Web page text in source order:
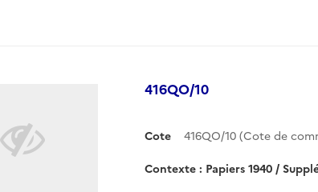
416QO/10
Cote 416QO/10 (Cote de
Contexte : Papiers 1940 /